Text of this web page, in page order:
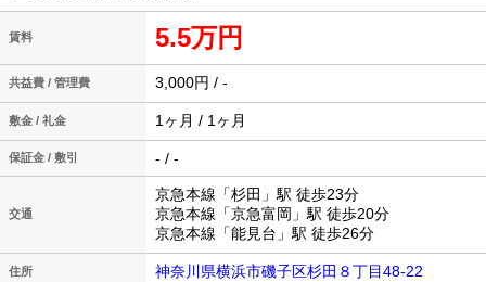
賃料 5.5万円
共益費 / 管理費 3,000円 / -
敷金 / 礼金 1ヶ月 / 1ヶ月
保証金 / 敷引 - / -
交通
京急本線「杉田」駅 徒歩23分
京急本線「京急富岡」駅 徒歩20分
京急本線「能見台」駅 徒歩26分
住所 神奈川県横浜市磯子区杉田８丁目48-22